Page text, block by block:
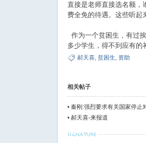
直接是老师直接选名额，
费全免的待遇。这些听起
作为一个贫困生，有过
多少学生，得不到应有的
郝天喜, 贫困生, 资助
相关帖子
• 秦刚:强烈要求有关国家停止
• 郝天喜-来报道